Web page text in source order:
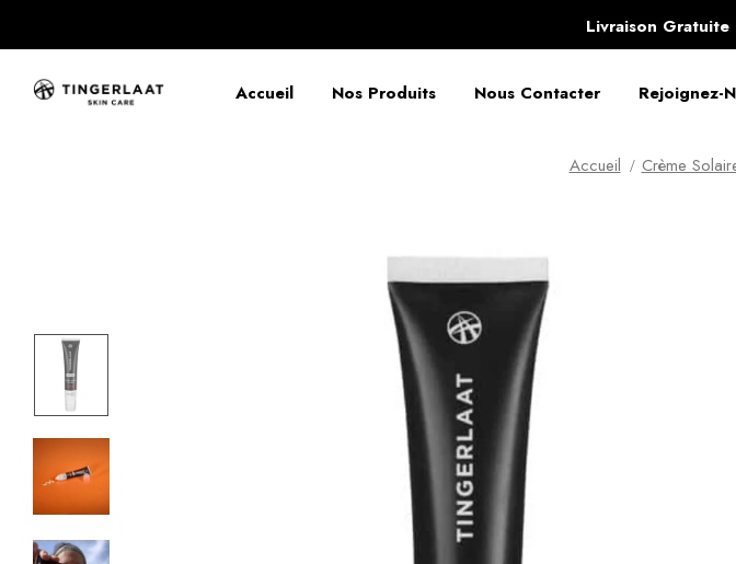
Livraison
Accueil Nos Produits Nous Contacter Rejoignez-
Accueil Crème